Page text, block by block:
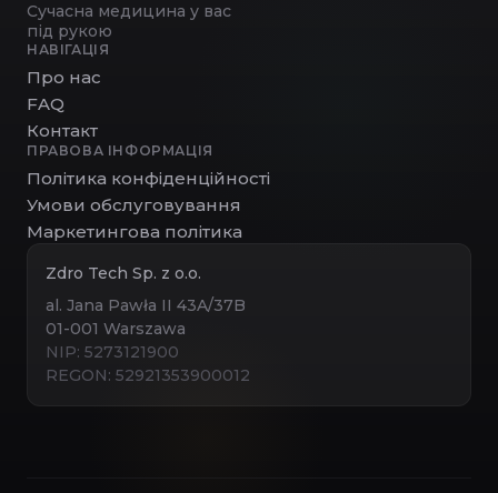
Сучасна медицина у вас
під рукою
НАВІГАЦІЯ
Про нас
FAQ
Контакт
ПРАВОВА ІНФОРМАЦІЯ
Політика конфіденційності
Умови обслуговування
Маркетингова політика
Zdro Tech Sp. z o.o.
al. Jana Pawła II 43A/37B
01-001 Warszawa
NIP: 5273121900
REGON: 52921353900012